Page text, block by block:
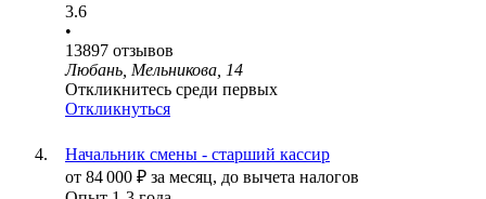
3.6
•
13897 отзывов
Любань, Мельникова, 14
Откликнитесь среди первых
Откликнуться
Начальник смены - старший кассир
от 84 000 ₽ за месяц, до вычета налогов